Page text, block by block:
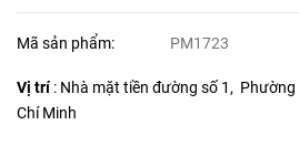
Mã sản phẩm: PM1723
Vị trí: Nhà mặt tiền đường số 1, Phường
Chí Minh